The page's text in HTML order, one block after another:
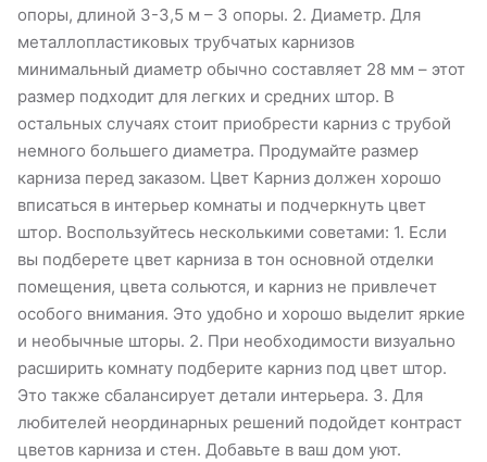
опоры, длиной 3-3,5 м – 3 опоры. 2. Диаметр. Для
металлопластиковых трубчатых карнизов
минимальный диаметр обычно составляет 28 мм – этот
размер подходит для легких и средних штор. В
остальных случаях стоит приобрести карниз с трубой
немного большего диаметра. Продумайте размер
карниза перед заказом. Цвет Карниз должен хорошо
вписаться в интерьер комнаты и подчеркнуть цвет
штор. Воспользуйтесь несколькими советами: 1. Если
вы подберете цвет карниза в тон основной отделки
помещения, цвета сольются, и карниз не привлечет
особого внимания. Это удобно и хорошо выделит яркие
и необычные шторы. 2. При необходимости визуально
расширить комнату подберите карниз под цвет штор.
Это также сбалансирует детали интерьера. 3. Для
любителей неординарных решений подойдет контраст
цветов карниза и стен. Добавьте в ваш дом уют.